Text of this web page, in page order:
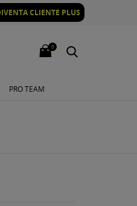
CLIENTE PLUS
0
PRO TEAM